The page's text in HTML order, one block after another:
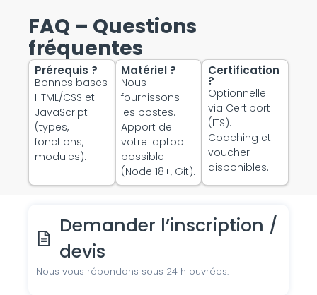
FAQ – Questions
fréquentes
Prérequis ?
Bonnes bases
HTML/CSS et
JavaScript
(types,
fonctions,
modules).
Matériel ?
Nous
fournissons
les postes.
Apport de
votre laptop
possible
(Node 18+, Git).
Certification
?
Optionnelle
via Certiport
(ITS).
Coaching et
voucher
disponibles.
Demander l’inscription /
devis
Nous vous répondons sous 24 h ouvrées.